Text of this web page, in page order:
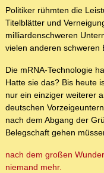
Politiker rühmten die
Titelblätter und
milliardenschweren
vielen anderen schweren
Die mRNA-Technologie
Hatte sie das? Bis heute
nur ein einziger weiterer
deutschen
nach dem Abgang der
Belegschaft gehen
nach dem großen
niemand mehr.